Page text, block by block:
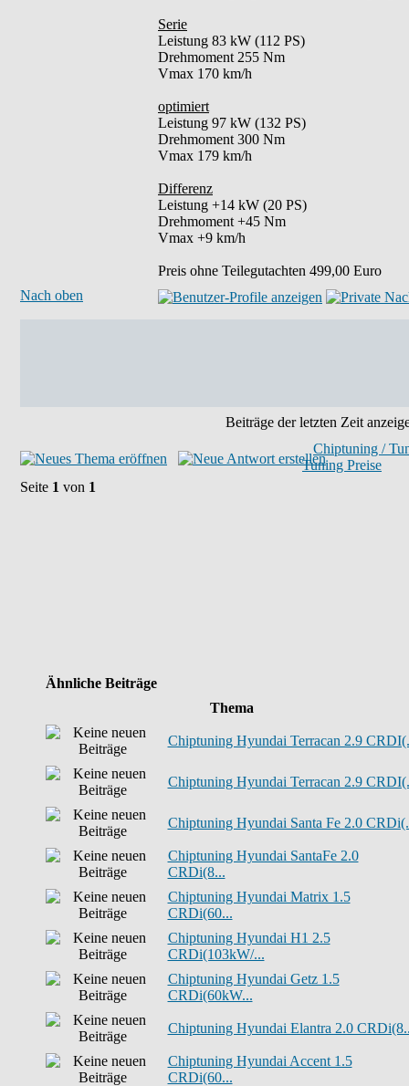
Serie
Leistung 83 kW (112 PS)
Drehmoment 255 Nm
Vmax 170 km/h
optimiert
Leistung 97 kW (132 PS)
Drehmoment 300 Nm
Vmax 179 km/h
Differenz
Leistung +14 kW (20 PS)
Drehmoment +45 Nm
Vmax +9 km/h
Preis ohne Teilegutachten 499,00 Euro
Nach oben
Beiträge der letzten Zeit
Chiptuning /
Tuning Preise
Seite 1 von 1
Ähnliche Beiträge
Thema
Chiptuning Hyundai Terracan 2.9
Chiptuning Hyundai Terracan 2.9
Chiptuning Hyundai Santa Fe 2.0
Chiptuning Hyundai SantaFe 2.0
CRDi(8...
Chiptuning Hyundai Matrix 1.5
CRDi(60...
Chiptuning Hyundai H1 2.5
CRDi(103kW/...
Chiptuning Hyundai Getz 1.5
CRDi(60kW...
Chiptuning Hyundai Elantra 2.0
Chiptuning Hyundai Accent 1.5
CRDi(60...